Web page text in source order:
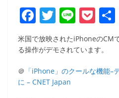
F
a
c
e
b
T
w
itt
Li
n
e
P
o
ck
et
米国で放映されたiPhoneのCM
る操作がデモされています。
＠ 「iPhone」のクールな機能–
に – CNET Japan